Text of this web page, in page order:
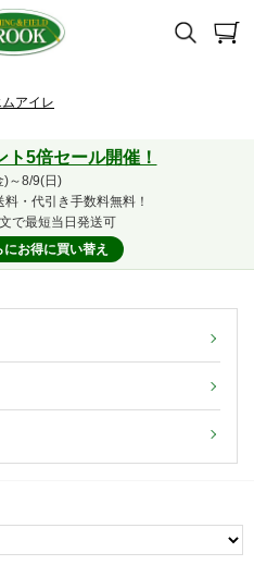
アイレ
5倍セール開催！
)～8/9(日)
・代引き手数料無料！
で最短当日発送可
お得に買い替え